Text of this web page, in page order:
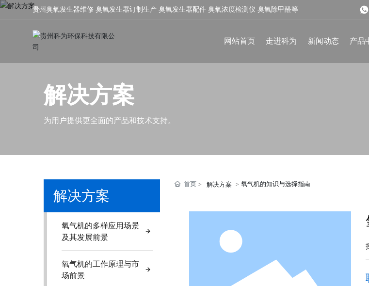
贵州臭氧发生器维修 臭氧发生器订制生产 臭氧发生器配件 臭氧浓度检测仪 臭氧除甲醛等
网站首页 走进科为 新闻动态 产品
解决方案
为用户提供更全面的产品和技术支持。
解决方案
氧气机的多样应用场景
及其发展前景
氧气机的工作原理与市
场前景
首页 解决方案 氧气机的知识与选择指南